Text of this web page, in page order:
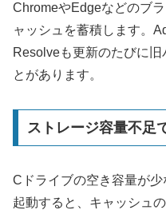
ChromeやEdgeなどのブ
ャッシュを蓄積します。
Resolveも更新のたびに
とがあります。
ストレージ容量不足
Cドライブの空き容量が
起動すると、キャッシュ